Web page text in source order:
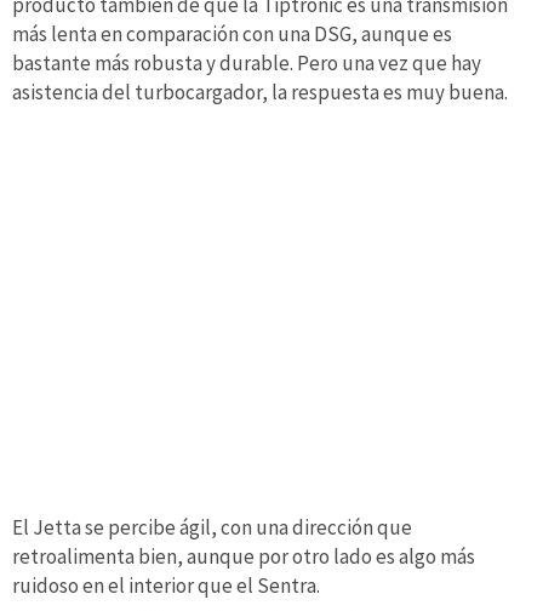
más lenta en comparación con una DSG, aunque es
bastante más robusta y durable. Pero una vez que hay
asistencia del turbocargador, la respuesta es muy buena.
El Jetta se percibe ágil, con una dirección que
retroalimenta bien, aunque por otro lado es algo más
ruidoso en el interior que el Sentra.